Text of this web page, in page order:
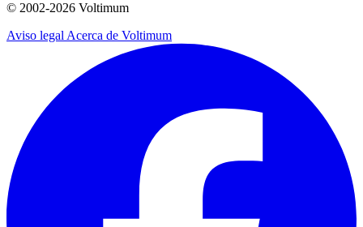
© 2002-2026 Voltimum
Aviso legal Acerca de Voltimum